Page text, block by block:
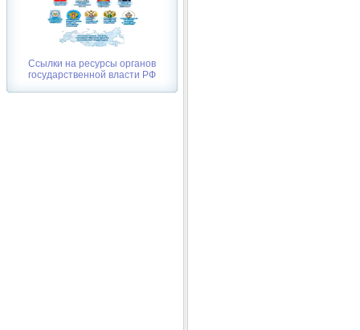
Ссылки на ресурсы органов
государственной власти РФ